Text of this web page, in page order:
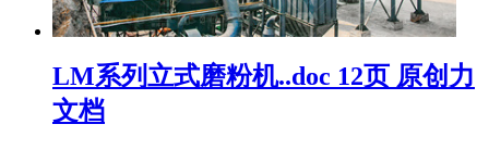
LM系列立式磨粉机..doc 12页 原创力
文档